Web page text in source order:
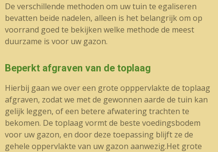
De verschillende methoden om uw tuin te egaliseren
bevatten beide nadelen, alleen is het belangrijk om op
voorrand goed te bekijken welke methode de meest
duurzame is voor uw gazon.
Beperkt afgraven van de toplaag
Hierbij gaan we over een grote opppervlakte de toplaag
afgraven, zodat we met de gewonnen aarde de tuin kan
gelijk leggen, of een betere afwatering trachten te
bekomen. De toplaag vormt de beste voedingsbodem
voor uw gazon, en door deze toepassing blijft ze de
gehele oppervlakte van uw gazon aanwezig.Het grote